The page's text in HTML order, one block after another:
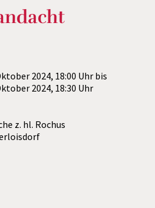
2024, 18:00 Uhr bis
2024, 18:30 Uhr
z. hl. Rochus